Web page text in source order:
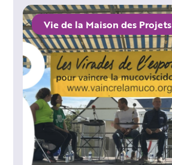
Vie de la Maison des Projets